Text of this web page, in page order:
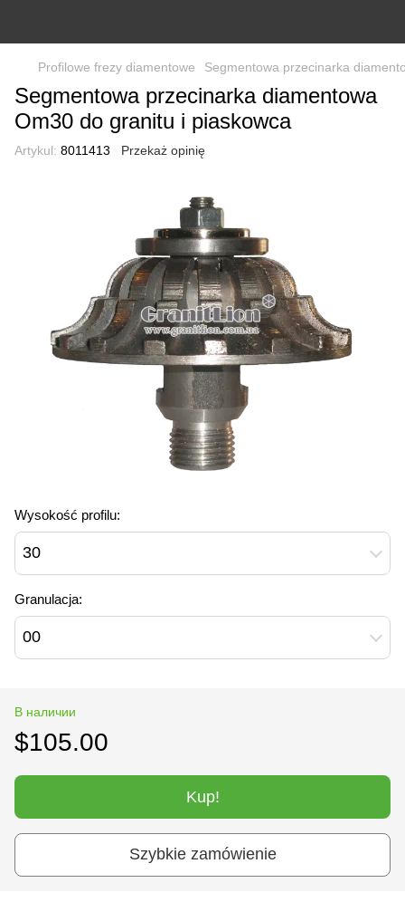
Profilowe frezy diamentowe Segmentowa przecinarka
Segmentowa przecinarka diamentowa
Om30 do granitu i piaskowca
Artykul: 8011413 Przekaż opinię
Wysokość profilu:
30
Granulacja:
00
В наличии
$105.00
Kup!
Szybkie zamówienie